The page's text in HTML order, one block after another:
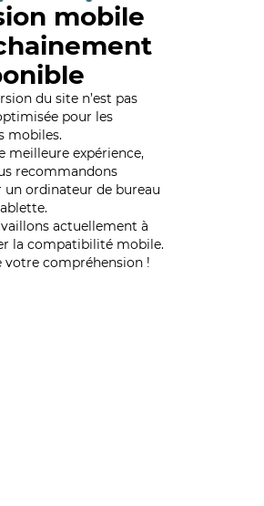
mobile
du site n’est pas
pour les
mobiles.
meilleure expérience,
recommandons
un ordinateur de bureau
actuellement à
la compatibilité mobile.
votre compréhension !